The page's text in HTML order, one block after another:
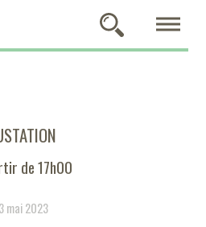
de 17h00
mai 2023